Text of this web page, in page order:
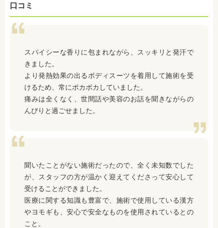
口コミ
スパイシーな香りに包まれながら、スッキリと発汗で
きました。
より発熱効果の出るボディスーツを着用して施術を受
けるため、常にポカポカしていました。
痛みは全くなく、世間話や美容のお話を聞きながらの
んびりと過ごせました。
聞いたことがない施術だったので、全く未知数でした
が、スタッフの方が温かく迎えてくださって安心して
受けることができました。
医療に関する知識も豊富で、施術で使用している漢方
やヨモギも、安心で安全なものを使用されているとの
こと。